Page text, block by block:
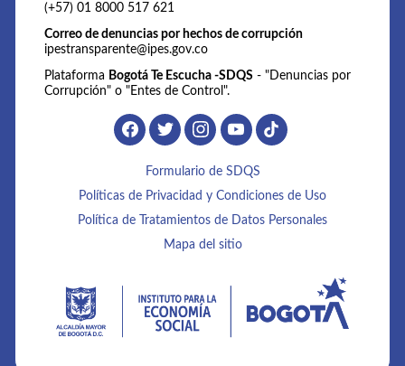
(+57) 01 8000 517 621
Correo de denuncias por hechos de corrupción
ipestransparente@ipes.gov.co
Plataforma Bogotá Te Escucha -SDQS - "Denuncias por
Corrupción" o "Entes de Control".
Formulario de SDQS
Políticas de Privacidad y Condiciones de Uso
Política de Tratamientos de Datos Personales
Mapa del sitio